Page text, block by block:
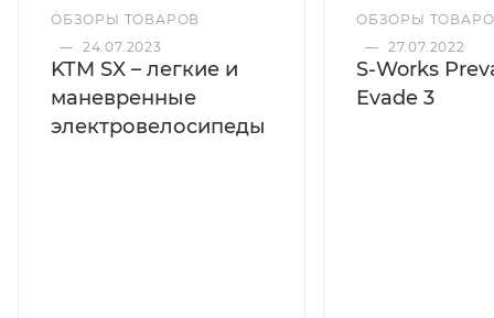
ОБЗОРЫ ТОВАРОВ
— 24.07.2023
KTM SX – легкие и
маневренные
электровелосипеды
ОБЗОРЫ
— 27.07.2022
S-Works
Evade 3